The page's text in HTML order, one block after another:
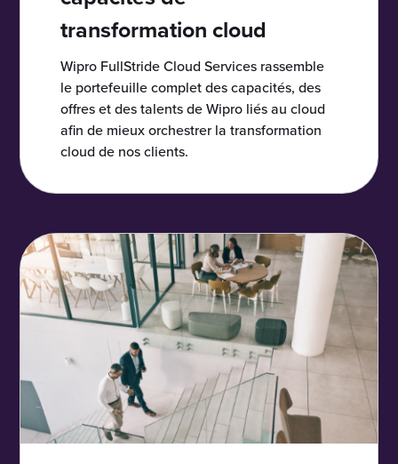
transformation cloud
Wipro FullStride Cloud Services rassemble
le portefeuille complet des capacités, des
offres et des talents de Wipro liés au cloud
afin de mieux orchestrer la transformation
cloud de nos clients.